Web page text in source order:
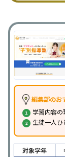
編集部のお
学習内容
生徒一人
対象学年